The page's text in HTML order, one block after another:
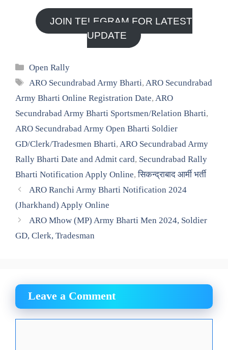
JOIN TELEGRAM FOR LATEST
UPDATE
Categories
Open Rally
Tags
ARO Secundrabad Army Bharti, ARO Secundrabad
Army Bharti Online Registration Date, ARO
Secundrabad Army Bharti Sportsmen/Relation Bharti,
ARO Secundrabad Army Open Bharti Soldier
GD/Clerk/Tradesmen Bharti, ARO Secundrabad Army
Rally Bharti Date and Admit card, Secundrabad Rally
Bharti Notification Apply Online,सिकन्द्राबाद आर्मी भर्ती
ARO Ranchi Army Bharti Notification 2024
(Jharkhand) Apply Online
ARO Mhow (MP) Army Bharti Men 2024, Soldier
GD, Clerk, Tradesman
Leave a Comment